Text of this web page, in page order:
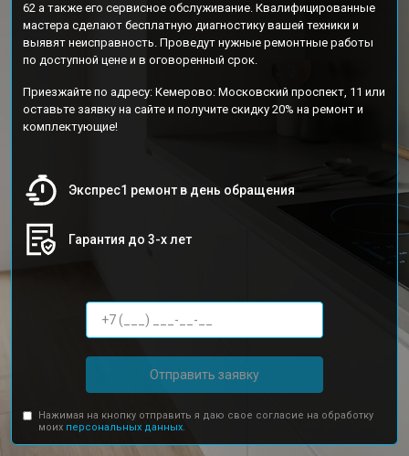
62 а также его сервисное обслуживание. Квалифицированные
мастера сделают бесплатную диагностику вашей техники и
выявят неисправность. Проведут нужные ремонтные работы
по доступной цене и в оговоренный срок.
Приезжайте по адресу: Кемерово: Московский проспект, 11 или
оставьте заявку на сайте и получите скидку 20% на ремонт и
комплектующие!
Экспрес1 ремонт в день обращения
Гарантия до 3-х лет
Отправить заявку
Нажимая на кнопку отправить я даю свое согласие на обработку
моих персональных данных.